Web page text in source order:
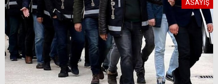
ASAYİŞ